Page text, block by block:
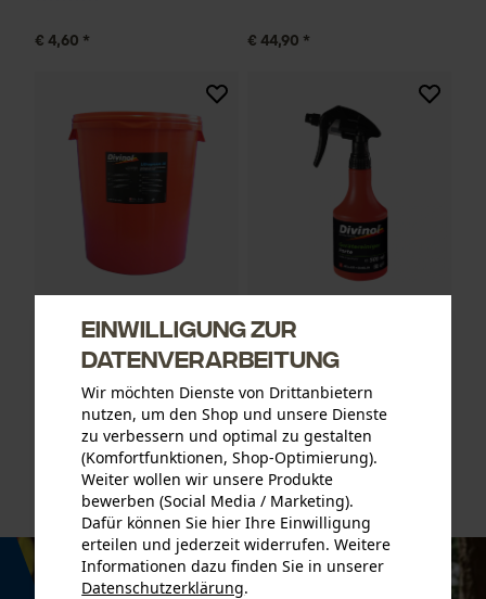
€ 4,60 * € 44,90 *
Divinol Lithogrease 2B
Langzeit-Fett Blau
€ 5,90 *
Divinol Allzweckreiniger
Forte 500 ml
€ 10,90 *
Einwilligung zur
Datenverarbeitung
Wir möchten Dienste von Drittanbietern
nutzen, um den Shop und unsere Dienste
zu verbessern und optimal zu gestalten
(Komfortfunktionen, Shop-Optimierung).
Weiter wollen wir unsere Produkte
bewerben (Social Media / Marketing).
Dafür können Sie hier Ihre Einwilligung
erteilen und jederzeit widerrufen. Weitere
Informationen dazu finden Sie in unserer
Datenschutzerklärung.